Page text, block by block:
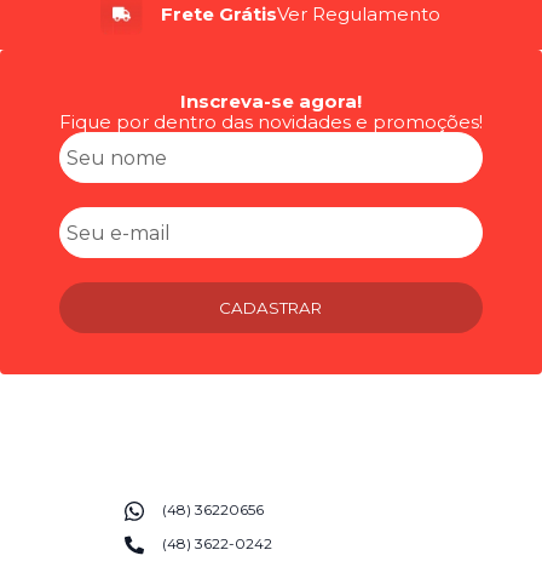
Frete GrátisVer Regulamento
Inscreva-se agora!
Fique por dentro das novidades e promoções!
CADASTRAR
(48) 36220656
(48) 3622-0242